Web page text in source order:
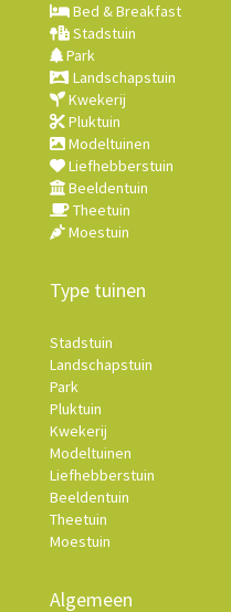
Bed & Breakfast
Stadstuin
Park
Landschapstuin
Kwekerij
Pluktuin
Modeltuinen
Liefhebberstuin
Beeldentuin
Theetuin
Moestuin
Type tuinen
Stadstuin
Landschapstuin
Park
Pluktuin
Kwekerij
Modeltuinen
Liefhebberstuin
Beeldentuin
Theetuin
Moestuin
Algemeen